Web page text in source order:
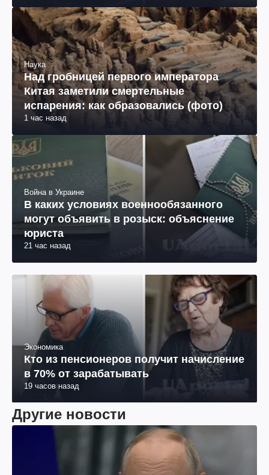
Наука
Над гробницей первого императора
Китая заметили смертельные
испарения: как образовались (фото)
1 час назад
Война в Украине
В каких условиях военнообязанного
могут объявить в розыск: объяснение
юриста
21 час назад
Экономика
Кто из пенсионеров получит начисление
в 70% от зарабатывать
19 часов назад
Другие новости